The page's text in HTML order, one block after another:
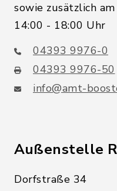
sowie zusätzlich
14:00 - 18:00 Uhr
04393 9976-0
04393 9976-50
info@amt-
Außenstelle
Dorfstraße 34